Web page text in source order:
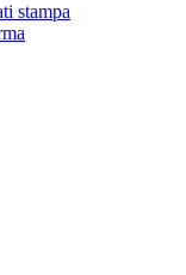
stampa